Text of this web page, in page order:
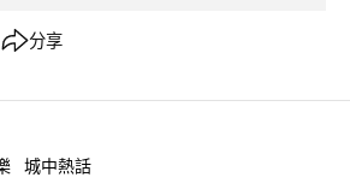
分享
城中熱話